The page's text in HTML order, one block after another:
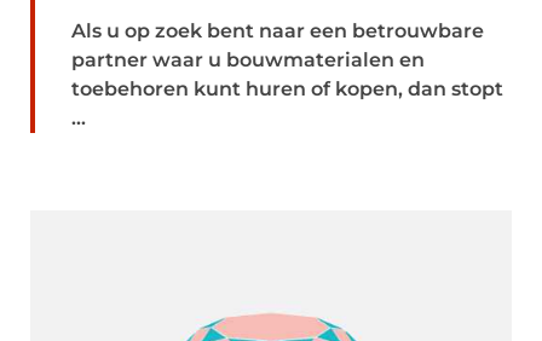
Als u op zoek bent naar een betrouwbare
partner waar u bouwmaterialen en
toebehoren kunt huren of kopen, dan stopt
...